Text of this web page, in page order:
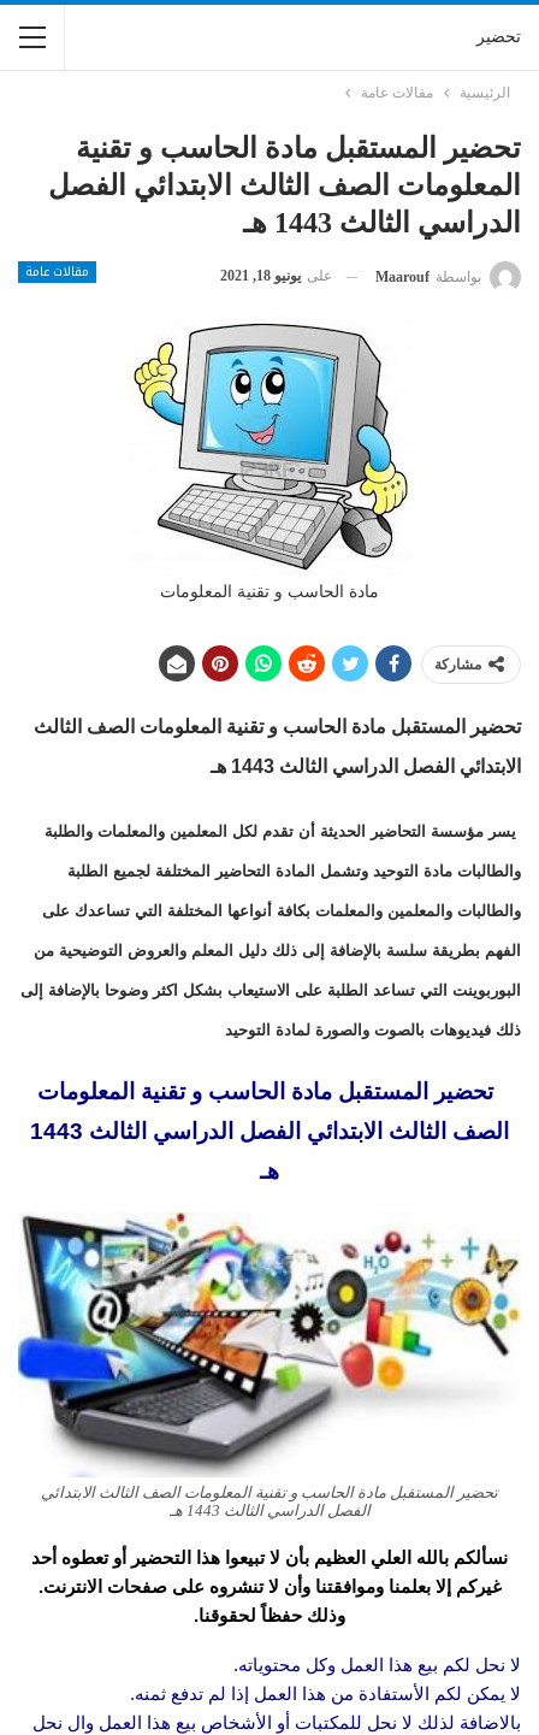
تحضير
الرئيسية مقالات عامة
تحضير المستقبل مادة الحاسب و تقنية
المعلومات الصف الثالث الابتدائي الفصل
الدراسي الثالث 1443 هـ
مقالات عامة بواسطة Maarouf على يونيو 18, 2021
مادة الحاسب و تقنية المعلومات
مشاركة
تحضير المستقبل مادة الحاسب و تقنية المعلومات الصف الثالث
الابتدائي الفصل الدراسي الثالث 1443 هـ
يسر مؤسسة التحاضير الحديثة أن تقدم لكل المعلمين والمعلمات والطلبة
والطالبات مادة التوحيد وتشمل المادة التحاضير المختلفة لجميع الطلبة
والطالبات والمعلمين والمعلمات بكافة أنواعها المختلفة التي تساعدك على
الفهم بطريقة سلسة بالإضافة إلى ذلك دليل المعلم والعروض التوضيحية من
البوربوينت التي تساعد الطلبة على الاستيعاب بشكل اكثر وضوحا بالإضافة إلى
ذلك فيديوهات بالصوت والصورة لمادة التوحيد
تحضير المستقبل مادة الحاسب و تقنية المعلومات
الصف الثالث الابتدائي الفصل الدراسي الثالث 1443
هـ
تحضير المستقبل مادة الحاسب و تقنية المعلومات الصف الثالث الابتدائي
الفصل الدراسي الثالث 1443 هـ
نسألكم بالله العلي العظيم بأن لا تبيعوا هذا التحضير أو تعطوه أحد
غيركم إلا بعلمنا وموافقتنا وأن لا تنشروه على صفحات الانترنت.
وذلك حفظاً لحقوقنا.
لا نحل لكم بيع هذا العمل وكل محتوياته.
لا يمكن لكم الأستفادة من هذا العمل إذا لم تدفع ثمنه.
بالاضافة لذلك لا نحل للمكتبات أو الأشخاص بيع هذا العمل وال نحل